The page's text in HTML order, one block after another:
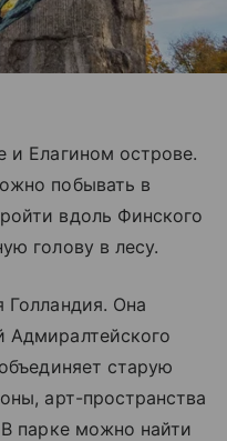
и Елагином острове.
побывать в
вдоль Финского
голову в лесу.
Она
Адмиралтейского
старую
арт-пространства
парке можно найти